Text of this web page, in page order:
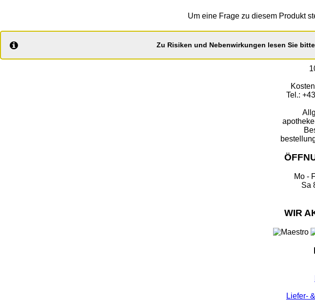
Um eine Frage zu diesem Produkt
Zu Risiken und Nebenwirkungen lesen Sie
Tel.:
Mo -
Sa
WIR
Liefer-